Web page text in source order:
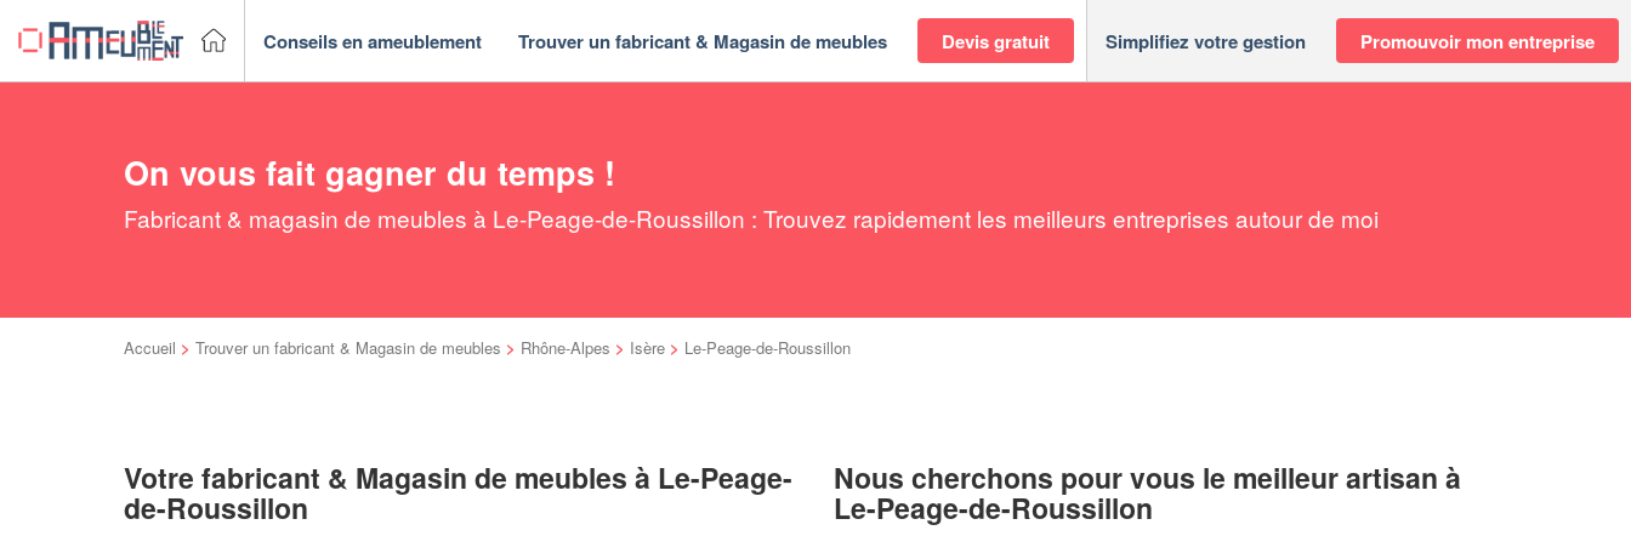
Conseils en ameublement Trouver un fabricant & Magasin de meubles Devis gratuit Simplifiez votre gestion Promouvoir mon entreprise
On vous fait gagner du temps !
Fabricant & magasin de meubles à Le-Peage-de-Roussillon : Trouvez rapidement les meilleurs entreprises autour de moi
Accueil > Trouver un fabricant & Magasin de meubles > Rhône-Alpes > Isère > Le-Peage-de-Roussillon
Votre fabricant & Magasin de meubles à Le-Peage-
de-Roussillon
Nous cherchons pour vous le meilleur artisan à
Le-Peage-de-Roussillon